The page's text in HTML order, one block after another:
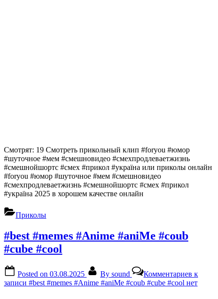
Смотрят: 19 Смотреть прикольный клип #foryou #юмор
#шуточное #мем #смешновидео #смехпродлеваетжизнь
#смешнойшортс #смех #прикол #україна или приколы онлайн
#foryou #юмор #шуточное #мем #смешновидео
#смехпродлеваетжизнь #смешнойшортс #смех #прикол
#україна 2025 в хорошем качестве онлайн
Приколы
#best #memes #Anime #aniMe #coub
#cube #cool
Posted on 03.08.2025 By sound Комментариев к
записи #best #memes #Anime #aniMe #coub #cube #cool нет